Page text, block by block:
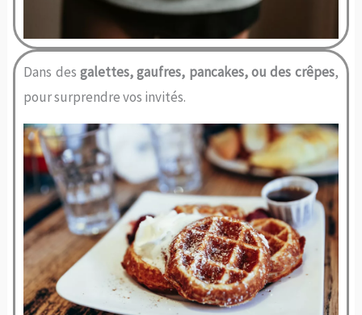
Dans des galettes, gaufres, pancakes, ou des crêpes,
pour surprendre vos invités.